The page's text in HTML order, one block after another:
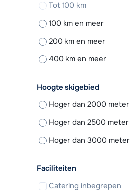
Tot 100 km
100 km en meer
200 km en meer
400 km en meer
Hoogte skigebied
Hoger dan 2000 meter
Hoger dan 2500 meter
Hoger dan 3000 meter
Faciliteiten
Catering inbegrepen